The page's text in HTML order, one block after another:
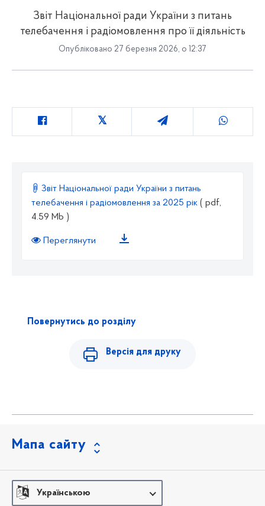
Звіт Національної ради України з питань
телебачення і радіомовлення про її діяльність
Опубліковано 27 березня 2026, о 12:37
Звіт Національної ради України з питань
телебачення і радіомовлення за 2025 рік ( pdf,
4.59 Mb )
Переглянути
Повернутись до розділу
Версія для друку
Мапа сайту
Українською